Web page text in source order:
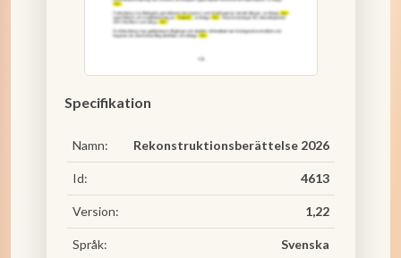
Specifikation
Namn: Rekonstruktionsberättelse 2026
Id: 4613
Version: 1,22
Språk: Svenska